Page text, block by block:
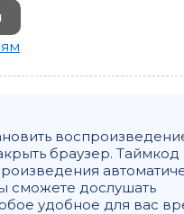
браузер. Таймкод
сможете дослушать
удобное для вас